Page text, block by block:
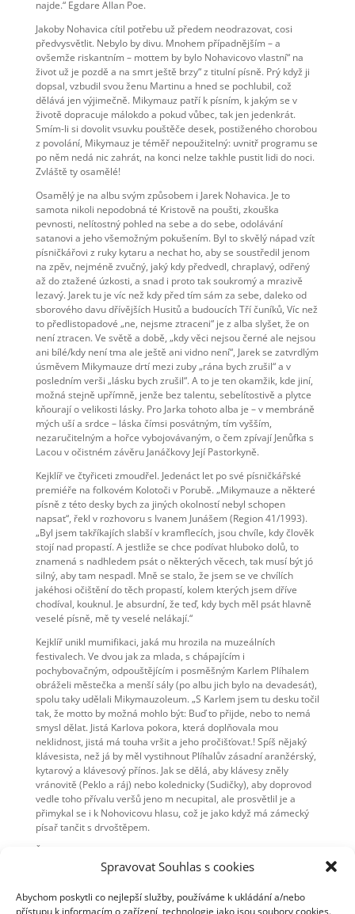
Spravovat Souhlas s cookies
Abychom poskytli co nejlepší služby, používáme k ukládání a/nebo
přístupu k informacím o zařízení, technologie jako jsou soubory cookies.
najde.“ Egdare Allan Poe.
Jakoby Nohavica cítil potřebu už předem neodrazovat, cosi
předvysvětlit. Nebylo by divu. Mnohem případnějším – a
ovšemže riskantním – mottem by bylo Nohavicovo vlastní“ na
život už je pozdě a na smrt ještě brzy“ z titulní písně. Prý když ji
dopsal, vzbudil svou ženu Martinu a hned se pochlubil, což
dělává jen výjimečně. Mikymauz patří k písním, k jakým se v
životě dopracuje málokdo a pokud vůbec, tak jen jedenkrát.
Smím-li si dovolit vsuvku pouštěče desek, postiženého chorobou
z povolání, Mikymauz je téměř nepoužitelný: uvnitř programu se
po něm nedá nic zahrát, na konci nelze takhle pustit lidi do noci.
Zvláště ty osamělé!
Osamělý je na albu svým způsobem i Jarek Nohavica. Je to
samota nikoli nepodobná té Kristově na poušti, zkouška
pevnosti, nelítostný pohled na sebe a do sebe, odolávání
satanovi a jeho všemožným pokušením. Byl to skvělý nápad vzít
písničkářovi z ruky kytaru a nechat ho, aby se soustředil jenom
na zpěv, nejméně zvučný, jaký kdy předvedl, chraplavý, odřený
až do ztažené úzkosti, a snad i proto tak soukromý a mrazivě
lezavý. Jarek tu je víc než kdy před tím sám za sebe, daleko od
sborového davu dřívějších Husitů a budoucích Tří čuníků, Víc než
to předlistopadové „ne, nejsme ztraceni“ je z alba slyšet, že on
není ztracen. Ve světě a době, „kdy věci nejsou černé ale nejsou
ani bílé/kdy není tma ale ještě ani vidno není“, Jarek se zatvrdlým
úsměvem Mikymauze drtí mezi zuby „rána bych zrušil“ a v
posledním verši „lásku bych zrušil“. A to je ten okamžik, kde jiní,
možná stejně upřímně, jenže bez talentu, sebelítostivě a plytce
kňourají o velikosti lásky. Pro Jarka tohoto alba je – v membráně
mých uší a srdce – láska čímsi posvátným, tím vyšším,
nezaručitelným a hořce vybojovávaným, o čem zpívají Jenůfka s
Lacou v očistném závěru Janáčkovy Její Pastorkyně.
Kejklíř ve čtyřiceti zmoudřel. Jedenáct let po své písničkářské
premiéře na folkovém Kolotoči v Porubě. „Mikymauze a některé
písně z této desky bych za jiných okolností nebyl schopen
napsat“, řekl v rozhovoru s Ivanem Junášem (Region 41/1993).
„Byl jsem takříkajích slabší v kramflecích, jsou chvíle, kdy člověk
stojí nad propastí. A jestliže se chce podívat hluboko dolů, to
znamená s nadhledem psát o některých věcech, tak musí být jó
silný, aby tam nespadl. Mně se stalo, že jsem se ve chvílích
jakéhosi očištění do těch propastí, kolem kterých jsem dříve
chodíval, kouknul. Je absurdní, že teď, kdy bych měl psát hlavně
veselé písně, mě ty veselé nelákají.“
Kejklíř unikl mumifikaci, jaká mu hrozila na muzeálních
festivalech. Ve dvou jak za mlada, s chápajícím i
pochybovačným, odpouštějícím i posměšným Karlem Plíhalem
obráželi městečka a menší sály (po albu jich bylo na devadesát),
spolu taky udělali Mikymauzoleum. „S Karlem jsem tu desku točil
tak, že motto by možná mohlo být: Buď to přijde, nebo to nemá
smysl dělat. Jistá Karlova pokora, která doplňovala mou
neklidnost, jistá má touha vršit a jeho pročišťovat.! Spíš nějaký
klávesista, než já by měl vystihnout Plíhalův zásadní aranžérský,
kytarový a klávesový přínos. Jak se dělá, aby klávesy zněly
vránovitě (Peklo a ráj) nebo kolednicky (Sudičky), aby doprovod
vedle toho přívalu veršů jeno m necupital, ale prosvětlil je a
přimykal se i k Nohovicovu hlasu, což je jako když má zámecký
písař tančit s drvoštěpem.
Škoda, že dílo jako Mikymauzoleum nemůže být korunováno
grafickou tečkou o velikosti obalu velké desky. Hasičská
kompatktního disku je jen korunkou. Podobnou jako to, že se ve
výroční anketě Folk & Country 19932 Mikymauzoleum stalo